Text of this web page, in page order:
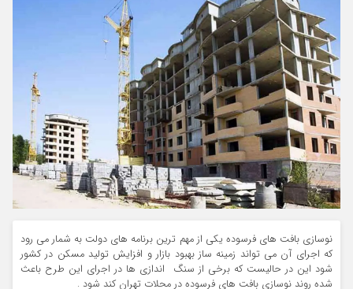
نوسازی بافت های فرسوده یکی از مهم ترین برنامه های دولت به شمار می رود
که اجرای آن می تواند زمینه ساز بهبود بازار و افزایش تولید مسکن در کشور
شود این در حالیست که برخی از سنگ اندازی ها در اجرای این طرح باعث
شده روند نوسازی بافت های فرسوده در محلات تهران کند شود .